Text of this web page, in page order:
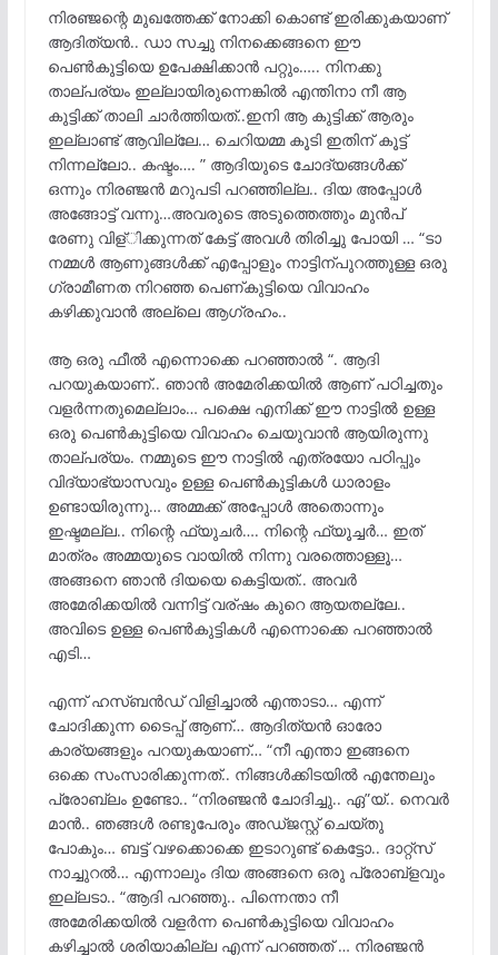
നിരഞ്ജന്റെ മുഖത്തേക്ക് നോക്കി കൊണ്ട് ഇരിക്കുകയാണ്
ആദിത്യൻ.. ഡാ സച്ചു നിനക്കെങ്ങനെ ഈ
പെൺകുട്ടിയെ ഉപേക്ഷിക്കാൻ പറ്റും….. നിനക്കു
താല്പര്യം ഇല്ലായിരുന്നെങ്കിൽ എന്തിനാ നീ ആ
കുട്ടിക്ക് താലി ചാർത്തിയത്..ഇനി ആ കുട്ടിക്ക് ആരും
ഇല്ലാണ്ട് ആവില്ലേ… ചെറിയമ്മ കൂടി ഇതിന് കൂട്ട്
നിന്നല്ലോ.. കഷ്ടം…. ” ആദിയുടെ ചോദ്യങ്ങൾക്ക്
ഒന്നും നിരഞ്ജൻ മറുപടി പറഞ്ഞില്ല.. ദിയ അപ്പോൾ
അങ്ങോട്ട് വന്നു…അവരുടെ അടുത്തെത്തും മുൻപ്
രേണു വിള്ിക്കുന്നത് കേട്ട് അവൾ തിരിച്ചു പോയി … “ടാ
നമ്മൾ ആണുങ്ങൾക്ക് എപ്പോളും നാട്ടിന്പുറത്തുള്ള ഒരു
ഗ്രാമീണത നിറഞ്ഞ പെണ്കുട്ടിയെ വിവാഹം
കഴിക്കുവാൻ അല്ലെ ആഗ്രഹം..
ആ ഒരു ഫീൽ എന്നൊക്കെ പറഞ്ഞാൽ “. ആദി
പറയുകയാണ്.. ഞാൻ അമേരിക്കയിൽ ആണ് പഠിച്ചതും
വളർന്നതുമെല്ലാം… പക്ഷെ എനിക്ക് ഈ നാട്ടിൽ ഉള്ള
ഒരു പെൺകുട്ടിയെ വിവാഹം ചെയുവാൻ ആയിരുന്നു
താല്പര്യം. നമ്മുടെ ഈ നാട്ടിൽ എത്രയോ പഠിപ്പും
വിദ്യാഭ്യാസവും ഉള്ള പെൺകുട്ടികൾ ധാരാളം
ഉണ്ടായിരുന്നു… അമ്മക്ക് അപ്പോൾ അതൊന്നും
ഇഷ്ടമല്ല.. നിന്റെ ഫ്യുചർ…. നിന്റെ ഫ്യൂച്ചർ… ഇത്
മാത്രം അമ്മയുടെ വായിൽ നിന്നു വരത്തൊള്ളൂ…
അങ്ങനെ ഞാൻ ദിയയെ കെട്ടിയത്.. അവർ
അമേരിക്കയിൽ വന്നിട്ട് വര്ഷം കുറെ ആയതല്ലേ..
അവിടെ ഉള്ള പെൺകുട്ടികൾ എന്നൊക്കെ പറഞ്ഞാൽ
എടി…
എന്ന് ഹസ്ബൻഡ് വിളിച്ചാൽ എന്താടാ… എന്ന്
ചോദിക്കുന്ന ടൈപ്പ് ആണ്… ആദിത്യൻ ഓരോ
കാര്യങ്ങളും പറയുകയാണ്… “നീ എന്താ ഇങ്ങനെ
ഒക്കെ സംസാരിക്കുന്നത്.. നിങ്ങൾക്കിടയിൽ എന്തേലും
പ്രോബ്ലം ഉണ്ടോ.. “നിരഞ്ജൻ ചോദിച്ചു.. ഏ”യ്.. നെവർ
മാൻ.. ഞങ്ങൾ രണ്ടുപേരും അഡ്ജസ്റ്റ് ചെയ്തു
പോകും… ബട്ട് വഴക്കൊക്കെ ഇടാറുണ്ട് കെട്ടോ.. ദാറ്റ്സ്
നാച്ചുറൽ… എന്നാലും ദിയ അങ്ങനെ ഒരു പ്രോബ്ളവും
ഇല്ലടാ.. “ആദി പറഞ്ഞു.. പിന്നെന്താ നീ
അമേരിക്കയിൽ വളർന്ന പെൺകുട്ടിയെ വിവാഹം
കഴിച്ചാൽ ശരിയാകില്ല എന്ന് പറഞ്ഞത് … നിരഞ്ജൻ